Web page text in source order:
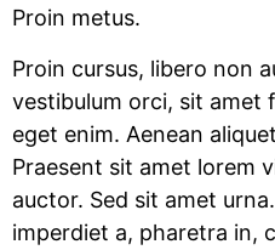
Proin metus.
Proin cursus, libero non
vestibulum orci, sit amet
eget enim. Aenean
Praesent sit amet lorem
auctor. Sed sit amet
imperdiet a, pharetra in,